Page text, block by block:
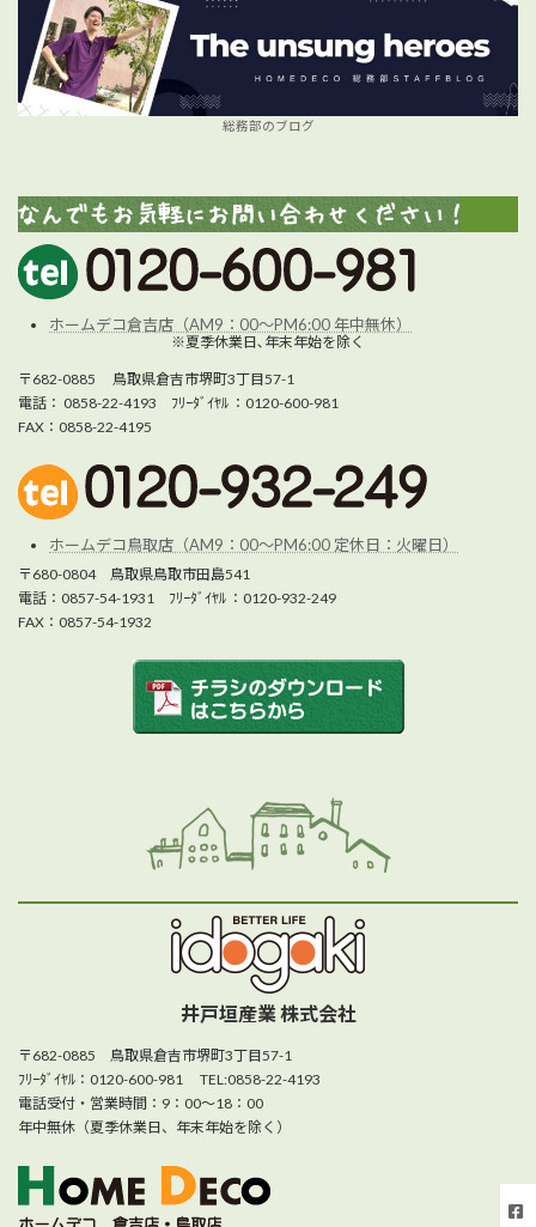
総務部のブログ
ホームデコ倉吉店（AM9：00～PM6:00 年中無休）
※夏季休業日､年末年始を除く
〒682-0885 鳥取県倉吉市堺町3丁目57-1
電話： 0858-22-4193 ﾌﾘｰﾀﾞｲﾔﾙ ：0120-600-981
FAX：0858-22-4195
ホームデコ鳥取店（AM9：00～PM6:00 定休日：火曜日）
〒680-0804 鳥取県鳥取市田島541
電話：0857-54-1931 ﾌﾘｰﾀﾞｲﾔﾙ ：0120-932-249
FAX：0857-54-1932
井戸垣産業 株式会社
〒682-0885 鳥取県倉吉市堺町3丁目57-1
ﾌﾘｰﾀﾞｲﾔﾙ：0120-600-981 TEL:0858-22-4193
電話受付・営業時間：9：00～18：00
年中無休（夏季休業日、年末年始を除く）